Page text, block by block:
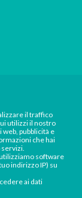
il traffico
utilizzi il nostro
pubblicità e
che hai
software
indirizzo IP) su
ai dati